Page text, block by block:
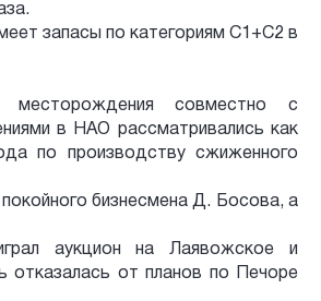
запасы по категориям С1+С2 в
месторождения совместно с
в НАО рассматривались как
по производству сжиженного
бизнесмена Д. Босова, а
аукцион на Лаявожское и
отказалась от планов по Печоре